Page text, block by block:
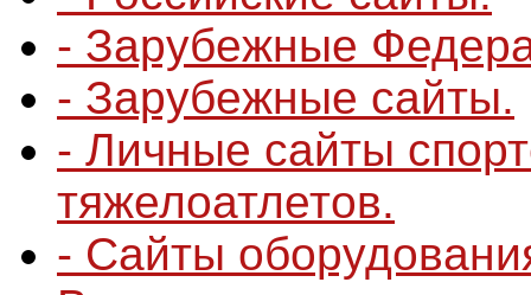
- Зарубежные
- Зарубежные сайты.
- Личные сайты
тяжелоатлетов.
- Сайты